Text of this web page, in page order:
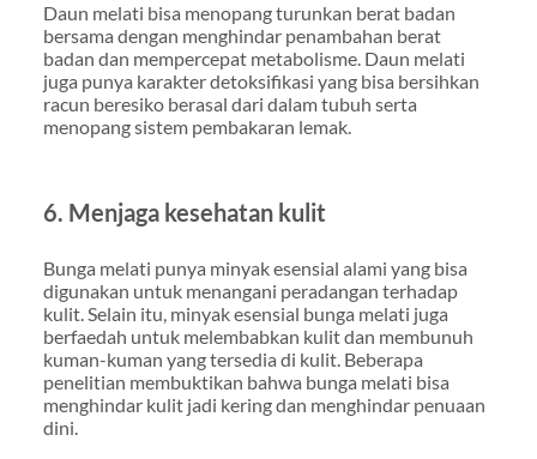
Daun melati bisa menopang turunkan berat badan
bersama dengan menghindar penambahan berat
badan dan mempercepat metabolisme. Daun melati
juga punya karakter detoksifikasi yang bisa bersihkan
racun beresiko berasal dari dalam tubuh serta
menopang sistem pembakaran lemak.
6. Menjaga kesehatan kulit
Bunga melati punya minyak esensial alami yang bisa
digunakan untuk menangani peradangan terhadap
kulit. Selain itu, minyak esensial bunga melati juga
berfaedah untuk melembabkan kulit dan membunuh
kuman-kuman yang tersedia di kulit. Beberapa
penelitian membuktikan bahwa bunga melati bisa
menghindar kulit jadi kering dan menghindar penuaan
dini.